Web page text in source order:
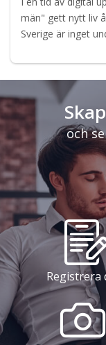
män" gett nytt liv
Sverige är inget
och
Registrera